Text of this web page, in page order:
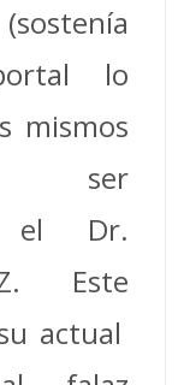
lo
mismos
ser
el Dr.
Este
actual